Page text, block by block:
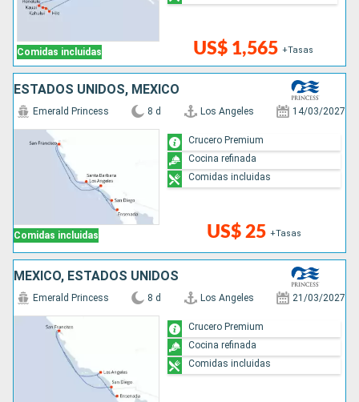
Comidas incluidas US$ 1,565 +Tasas
ESTADOS UNIDOS, MÉXICO
Comidas incluidas
Emerald Princess 8 d Los Angeles 14/03/2027
US$ 25 +Tasas
Crucero Premium
Cocina refinada
Comidas incluidas
MÉXICO, ESTADOS UNIDOS
Emerald Princess 8 d Los Angeles 21/03/2027
Crucero Premium
Cocina refinada
Comidas incluidas